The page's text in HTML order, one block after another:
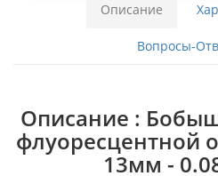
Описание
Вопросы-
Описание :
флуоресцентной
13мм -